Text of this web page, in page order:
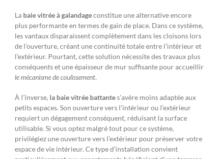
La baie vitrée à galandageconstitue une alternative encore
plus performante en termes de gain de place. Dans ce système,
les vantaux disparaissent complètement dans les cloisons lors
de l’ouverture, créant une continuité totale entre l’intérieur et
l’extérieur. Pourtant, cette solution nécessite des travaux plus
conséquents et une épaisseur de mur suffisante pour accueillir
le mécanisme de coulissement.
À l’inverse, la baie vitrée battantes’avère moins adaptée aux
petits espaces. Son ouverture vers l’intérieur ou l’extérieur
requiert un dégagement conséquent, réduisant la surface
utilisable. Si vous optez malgré tout pour ce système,
privilégiez une ouverture vers l’extérieur pour préserver votre
espace de vie intérieur. Ce type d’installation convient